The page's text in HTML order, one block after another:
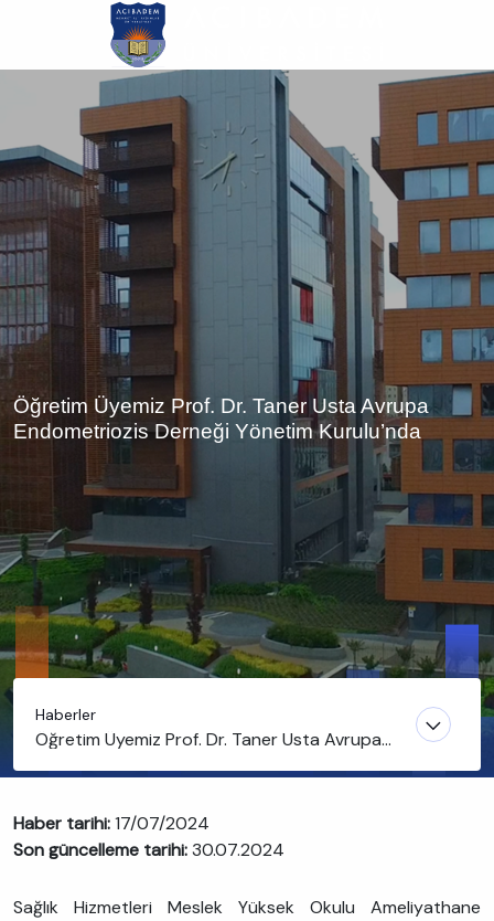
atla
Öğretim Üyemiz Prof. Dr. Taner Usta Avrupa
Endometriozis Derneği Yönetim Kurulu’nda
Haberler
Öğretim Üyemiz Prof. Dr. Taner Usta Avrupa
Haber tarihi:17/07/2024
Son güncelleme tarihi:30.07.2024
Sağlık Hizmetleri Meslek Yüksek Okulu Ameliyathane